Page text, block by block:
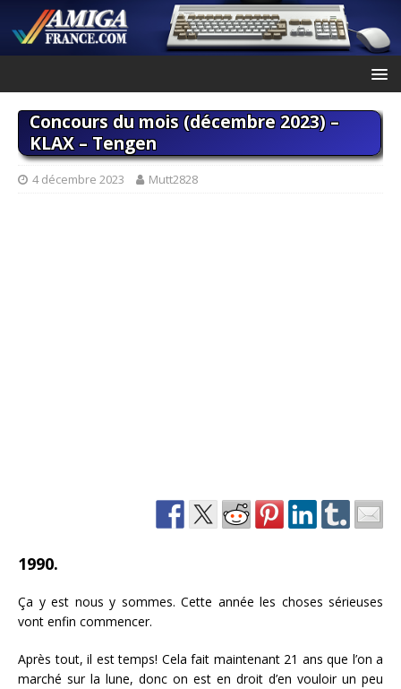
Concours du mois (décembre 2023) –
KLAX – Tengen
4 décembre 2023 Mutt2828
1990.
Ça y est nous y sommes. Cette année les choses sérieuses
vont enfin commencer.
Après tout, il est temps! Cela fait maintenant 21 ans que l’on a
marché sur la lune, donc on est en droit d’en vouloir un peu